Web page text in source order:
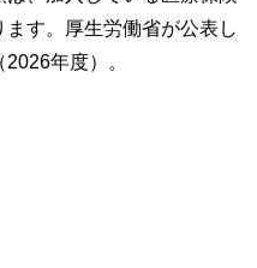
す。厚生労働省が公表し
年度）。